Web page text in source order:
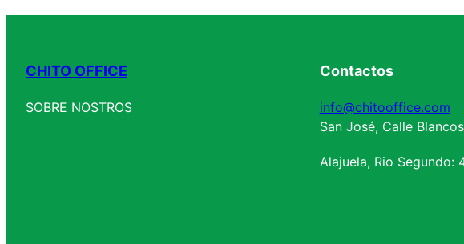
CHITO OFFICE
SOBRE NOSTROS
Contactos
info@chitooffice.com
San José, Calle
Alajuela, Rio Segundo: